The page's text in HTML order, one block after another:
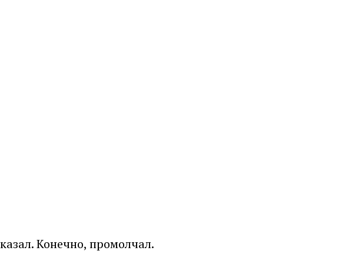
Конечно, промолчал.